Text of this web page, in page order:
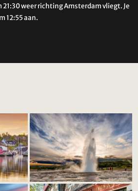
21:30 weer richting Amsterdam vliegt. Je
12:55 aan.